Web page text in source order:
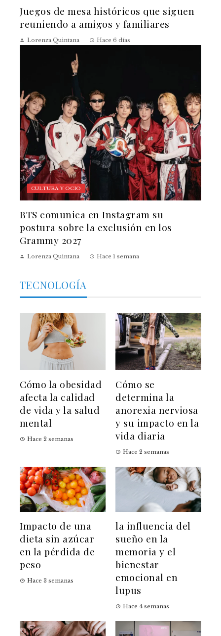
Juegos de mesa históricos que siguen
reuniendo a amigos y familiares
Lorenza Quintana Hace 6 días
CULTURA Y OCIO
BTS comunica en Instagram su
postura sobre la exclusión en los
Grammy 2027
Lorenza Quintana Hace 1 semana
TECNOLOGÍA
Cómo la obesidad
afecta la calidad
de vida y la salud
mental
Hace 2 semanas
Cómo se
determina la
anorexia nerviosa
y su impacto en la
vida diaria
Hace 2 semanas
Impacto de una
dieta sin azúcar
en la pérdida de
peso
Hace 3 semanas
la influencia del
sueño en la
memoria y el
bienestar
emocional en
lupus
Hace 4 semanas